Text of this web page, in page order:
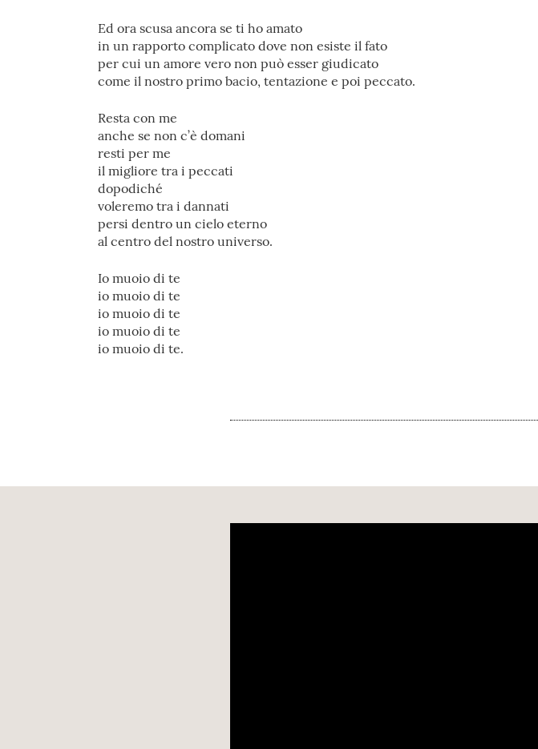
Ed ora scusa ancora se ti ho amato
in un rapporto complicato dove non esiste il fato
per cui un amore vero non può esser giudicato
come il nostro primo bacio, tentazione e poi peccato.
Resta con me
anche se non c’è domani
resti per me
il migliore tra i peccati
dopodiché
voleremo tra i dannati
persi dentro un cielo eterno
al centro del nostro universo.
Io muoio di te
io muoio di te
io muoio di te
io muoio di te
io muoio di te.